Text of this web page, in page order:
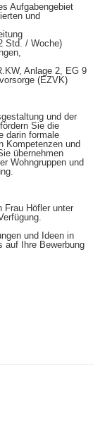
Aufgabengebiet
und
Std. / Woche)
Anlage 2, EG 9
(EZVK)
und der
Sie die
darin formale
Kompetenzen und
übernehmen
Wohngruppen und
Frau Höfler unter
und Ideen in
auf Ihre Bewerbung